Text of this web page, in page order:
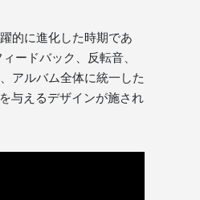
的に進化した時期であ
ードバック、反転音、
アルバム全体に統一した
与えるデザインが施され